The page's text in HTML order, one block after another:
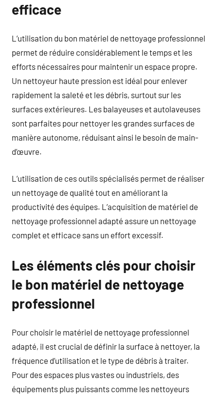
efficace
L’utilisation du bon matériel de nettoyage professionnel
permet de réduire considérablement le temps et les
efforts nécessaires pour maintenir un espace propre.
Un nettoyeur haute pression est idéal pour enlever
rapidement la saleté et les débris, surtout sur les
surfaces extérieures. Les balayeuses et autolaveuses
sont parfaites pour nettoyer les grandes surfaces de
manière autonome, réduisant ainsi le besoin de main-
d’œuvre.
L’utilisation de ces outils spécialisés permet de réaliser
un nettoyage de qualité tout en améliorant la
productivité des équipes. L’acquisition de matériel de
nettoyage professionnel adapté assure un nettoyage
complet et efficace sans un effort excessif.
Les éléments clés pour choisir
le bon matériel de nettoyage
professionnel
Pour choisir le matériel de nettoyage professionnel
adapté, il est crucial de définir la surface à nettoyer, la
fréquence d’utilisation et le type de débris à traiter.
Pour des espaces plus vastes ou industriels, des
équipements plus puissants comme les nettoyeurs